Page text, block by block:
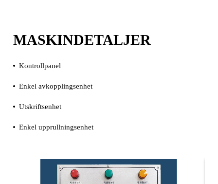
MASKINDETALJER
Kontrollpanel
Enkel avkopplingsenhet
Utskriftsenhet
Enkel upprullningsenhet